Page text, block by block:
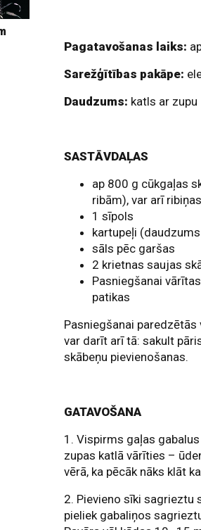
Pagatavošanas laiks:
Sarežģītības pakāpe:
Daudzums: katls ar zupu
SASTĀVDAĻAS
ap 800 g cūkgaļas
ribām), var arī
1 sīpols
kartupeļi
sāls pēc garšas
2 krietnas saujas
Pasniegšanai
patikas
Pasniegšanai
var darīt arī tā: sakult
skābeņu pievienošanas.
GATAVOŠANA
1. Vispirms gaļas
zupas katlā vārīties –
vērā, ka pēcāk nāks klāt
2. Pievieno sīki sagrieztu
pieliek gabaliņos